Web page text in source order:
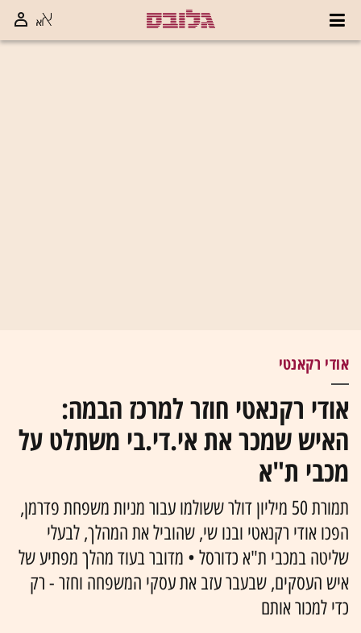
אודי רקאנטי
אודי רקנאטי חוזר למרכז הבמה:
האיש שמכר את אי.די.בי משתלט על
מכבי ת"א
תמורת 50 מיליון דולר ששולמו עבור מניות משפחת פדרמן,
הפכו אודי רקנאטי ובנו שי, שהוביל את המהלך, לבעלי
שליטה במכבי ת"א כדורסל • מדובר בעוד מהלך מפתיע של
איש העסקים, שבעבר עזב את עסקי המשפחה וחזר - רק
כדי למכור אותם